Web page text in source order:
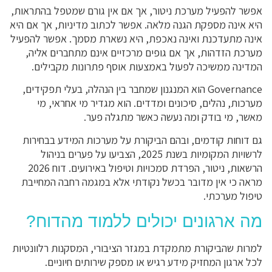
אפשר להפעיל מערכת ניטור, אך אם אין גורם שמטפל בהתראות,
היא אינה מספקת הגנה מלאה. אפשר לכתוב מדיניות, אך אם היא
אינה מתעדכנת ואינה נאכפת, היא נשארת מסמך. אפשר להפעיל
מערכת הזדהות, אך אם גופים מרכזיים אינם מתחברים אליה,
המדינה ממשיכה לפעול באמצעות אוסף פתרונות מקבילים.
Governance הוא המנגנון שמחבר בין הנהלה, בעלי תפקידים,
מערכות, נהלים, סיכונים ומדדים. הוא מגדיר מי אחראי, מי
מאשר, מי בודק ומה נעשה כאשר מתגלה פער.
גם דוחות קודמים, ובהם הביקורת על מערכות המידע בבחירות
לרשויות המקומיות בשנת 2025, הצביעו על פערים בניהול
הרשאות, ניטור, הפרדת סמכויות וטיפול באירועים. דוח 2026
מראה כי אין מדובר בכשל נקודתי אלא במגמה רחבה המחייבת
טיפול מערכתי.
מה ארגונים יכולים ללמוד מהדוח?
למרות שהביקורת מתמקדת במגזר הציבורי, המסקנות רלוונטיות
לכל ארגון המחזיק מידע רגיש או מספק שירותים חיוניים.